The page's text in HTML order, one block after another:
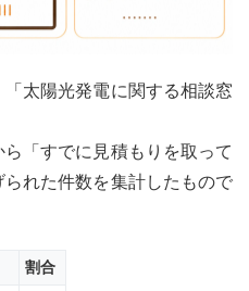
太陽光発電に関する相談窓
「すでに見積もりを取って
れた件数を集計したもので
割合